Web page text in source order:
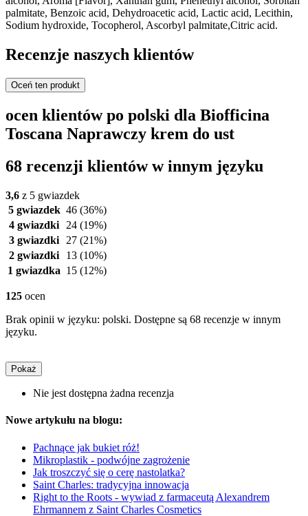
palmitate, Benzoic acid, Dehydroacetic acid, Lactic acid, Lecithin,
Sodium hydroxide, Tocopherol, Ascorbyl palmitate,Citric acid.
Recenzje naszych klientów
Oceń ten produkt
ocen klientów po polski dla Biofficina
Toscana Naprawczy krem do ust
68 recenzji klientów w innym języku
3,6 z 5 gwiazdek
5 gwiazdek 46 (36%)
4 gwiazdki
24 (19%)
3 gwiazdki
27 (21%)
2 gwiazdki
13 (10%)
1 gwiazdka 15 (12%)
125 ocen
Brak opinii w języku: polski. Dostępne są 68 recenzje w innym
języku.
Pokaż
Nie jest dostępna żadna recenzja
Nowe artykułu na blogu:
Pachnące jak bukiet róż!
Mikroplastik - podwójne zagrożenie
Jak troszczyć się o cerę nastolatka?
Saint Charles: tradycyjna innowacja
Right to the Roots - wywiad z farmaceutą Alexandrem
Ehrmannem z Saint Charles Cosmetics